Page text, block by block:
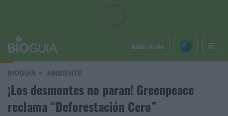
Iniciar sesión
BIOGUÍA AMBIENTE
¡Los desmontes no paran! Greenpeace
reclama “Deforestación Cero”